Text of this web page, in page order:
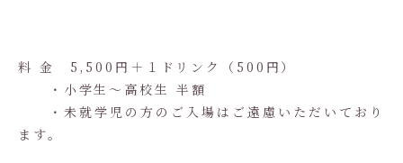
料 金 5,500円＋１ドリンク（500円）
・小学生～高校生 半額
・未就学児の方のご入場はご遠慮いただいており
ます。